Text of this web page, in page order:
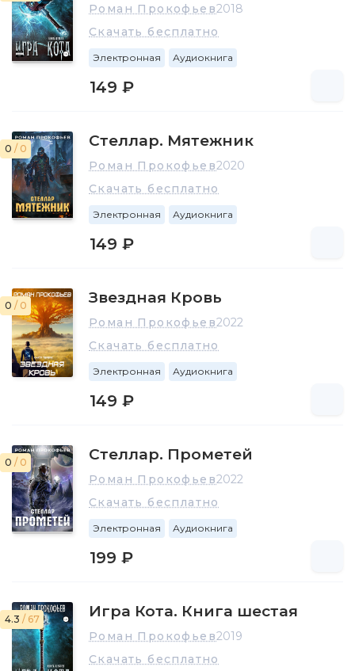
Роман Прокофьев2018
Скачать бесплатно
Электронная Аудиокнига
149 ₽
0 / 0 Стеллар. Мятежник
Роман Прокофьев2020
Скачать бесплатно
Электронная Аудиокнига
149 ₽
0 / 0 Звездная Кровь
Роман Прокофьев2022
Скачать бесплатно
Электронная Аудиокнига
149 ₽
0 / 0 Стеллар. Прометей
Роман Прокофьев2022
Скачать бесплатно
Электронная Аудиокнига
199 ₽
4.3 / 67 Игра Кота. Книга шестая
Роман Прокофьев2019
Скачать бесплатно